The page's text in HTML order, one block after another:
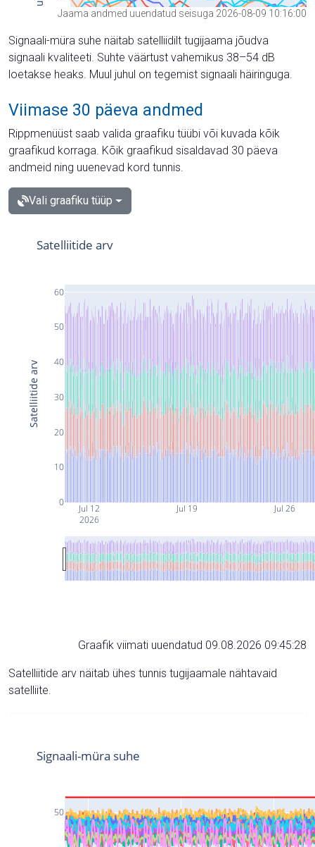
Jaama andmed uuendatud seisuga 2026-08-09 10:16:00
Signaali-müra suhe näitab satelliidilt tugijaama jõudva
signaali kvaliteeti. Suhte väärtust vahemikus 38–54 dB
loetakse heaks. Muul juhul on tegemist signaali häiringuga.
Viimase 30 päeva andmed
Rippmenüüst saab valida graafiku tüübi või kuvada kõik
graafikud korraga. Kõik graafikud sisaldavad 30 päeva
andmeid ning uuenevad kord tunnis.
Vali graafiku tüüp
Jul 12
2026
Jul 19 Jul 26
0
10
20
30
40
50
60
Satelliitide arv
Satelliitide arv
Graafik viimati uuendatud 09.08.2026 09:45:28
Satelliitide arv näitab ühes tunnis tugijaamale nähtavaid
satelliite.
50
Signaali-müra suhe